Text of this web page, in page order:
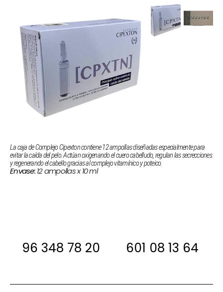
La caja de Complejo Cipexton contiene 12 ampollas diseñadas especialmente para
evitar la caída del pelo. Actúan oxigenando el cuero cabelludo, regulan las secrecciones
y regenerando el cabello gracias al complejo vitamínico y poteico.
Envase:12 ampollas x 10 ml
96 348 78 20 601 08 13 64